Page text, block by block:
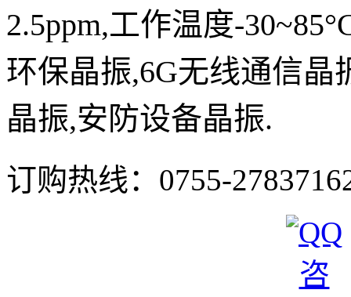
2.5ppm,工作温度-
环保晶振,6G无线通信
晶振,安防设备晶振.
订购热线： 0755-